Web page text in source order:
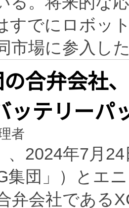
すでにロボッ
市場に参入し
の合弁会社
ッテリーパ
者
、2024年7月
集団」）とエ
弁会社である